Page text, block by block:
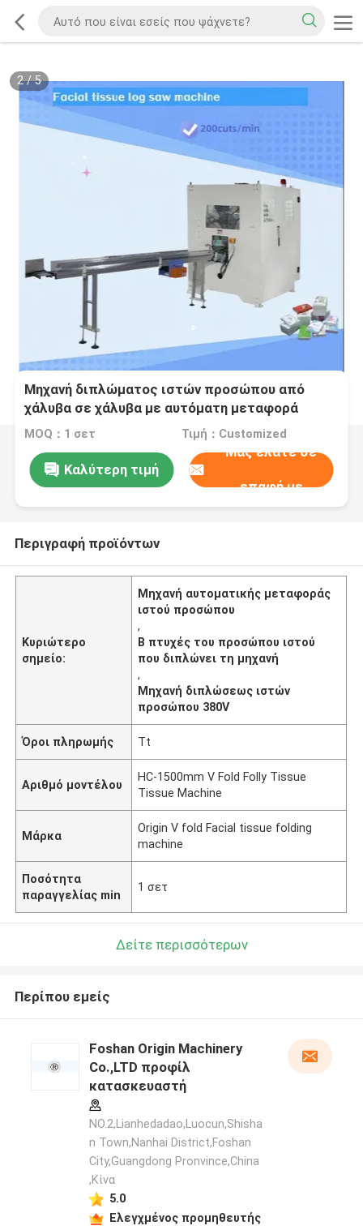
2/5
Μηχανή διπλώματος ιστών προσώπου από
χάλυβα σε χάλυβα με αυτόματη μεταφορά
MOQ：1 σετ Τιμή：Customized
Καλύτερη τιμή
Μας ελάτε σε
επαφή με
Περιγραφή προϊόντων
Κυριώτερο
σημείο:
Μηχανή αυτοματικής μεταφοράς
ιστού προσώπου
,
Β πτυχές του προσώπου ιστού
που διπλώνει τη μηχανή
,
Μηχανή διπλώσεως ιστών
προσώπου 380V
Όροι πληρωμής Tt
Αριθμό μοντέλου
HC-1500mm V Fold Folly Tissue
Tissue Machine
Μάρκα
Origin V fold Facial tissue folding
machine
Ποσότητα
παραγγελίας min
1 σετ
Δείτε περισσότερων
Περίπου εμείς
Foshan Origin Machinery
Co.,LTD προφίλ
κατασκευαστή
NO.2,Lianhedadao,Luocun,Shisha
n Town,Nanhai District,Foshan
City,Guangdong Pronvince,China
,Κίνα
5.0
Ελεγχμένος προμηθευτής